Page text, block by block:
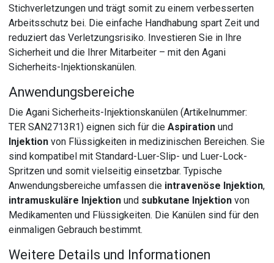
Stichverletzungen und trägt somit zu einem verbesserten
Arbeitsschutz bei. Die einfache Handhabung spart Zeit und
reduziert das Verletzungsrisiko. Investieren Sie in Ihre
Sicherheit und die Ihrer Mitarbeiter – mit den Agani
Sicherheits-Injektionskanülen.
Anwendungsbereiche
Die Agani Sicherheits-Injektionskanülen (Artikelnummer:
TER SAN2713R1) eignen sich für dieAspiration und
Injektion von Flüssigkeiten in medizinischen Bereichen. Sie
sind kompatibel mit Standard-Luer-Slip- und Luer-Lock-
Spritzen und somit vielseitig einsetzbar. Typische
Anwendungsbereiche umfassen die intravenöse Injektion,
intramuskuläre Injektion und subkutane Injektion von
Medikamenten und Flüssigkeiten. Die Kanülen sind für den
einmaligen Gebrauch bestimmt.
Weitere Details und Informationen